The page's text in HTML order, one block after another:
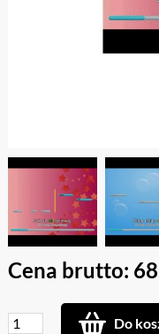
Cena brutto:
Do